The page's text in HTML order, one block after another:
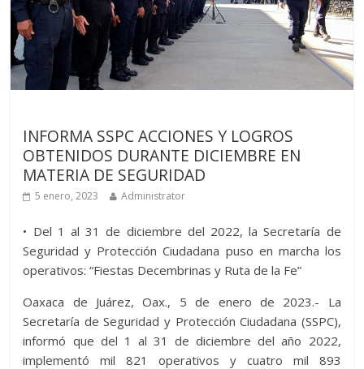
INFORMA SSPC ACCIONES Y LOGROS
OBTENIDOS DURANTE DICIEMBRE EN
MATERIA DE SEGURIDAD
5 enero, 2023 Administrator
• Del 1 al 31 de diciembre del 2022, la Secretaría de
Seguridad y Protección Ciudadana puso en marcha los
operativos: “Fiestas Decembrinas y Ruta de la Fe”
Oaxaca de Juárez, Oax., 5 de enero de 2023.- La
Secretaría de Seguridad y Protección Ciudadana (SSPC),
informó que del 1 al 31 de diciembre del año 2022,
implementó mil 821 operativos y cuatro mil 893